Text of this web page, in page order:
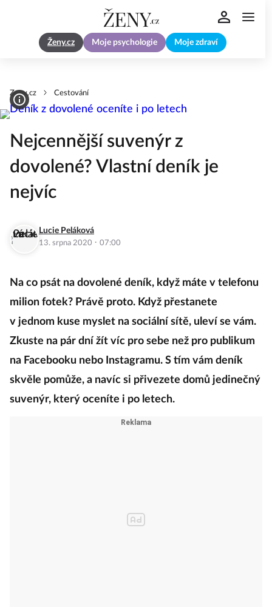
Ženy.cz Moje psychologie Moje zdraví
Zeny.cz Cestování
Nejcennější suvenýr z
dovolené? Vlastní deník je
nejvíc
Lucie Peláková
13. srpna 2020 · 07:00
Na co psát na dovolené deník, když máte v telefonu
milion fotek? Právě proto. Když přestanete
v jednom kuse myslet na sociální sítě, uleví se vám.
Zkuste na pár dní žít víc pro sebe než pro publikum
na Facebooku nebo Instagramu. S tím vám deník
skvěle pomůže, a navíc si přivezete domů jedinečný
suvenýr, který oceníte i po letech.